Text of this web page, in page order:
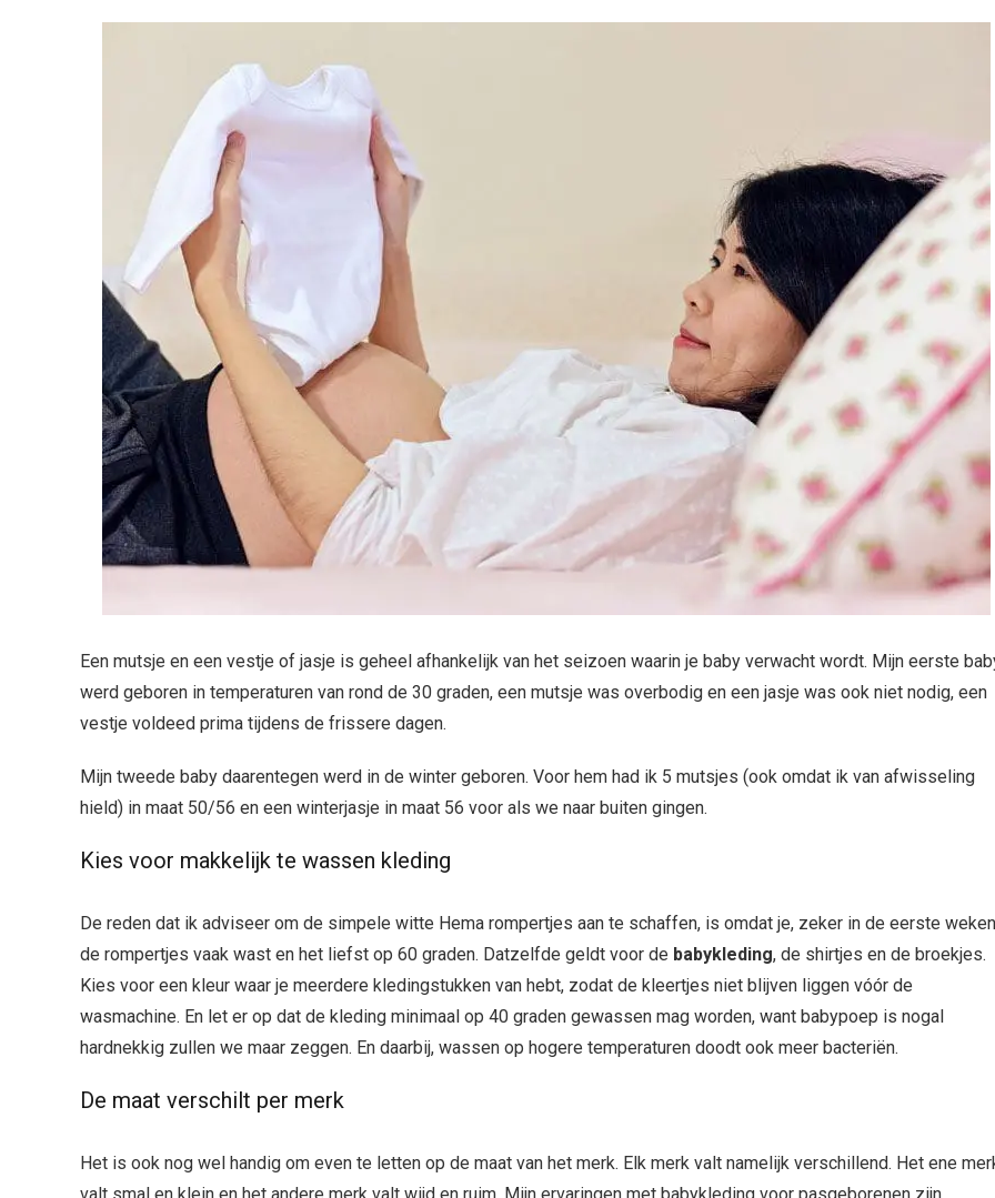
Een mutsje en een vestje of jasje is geheel afhankelijk van het seizoen waarin je baby verwacht wordt. Mijn eerste
werd geboren in temperaturen van rond de 30 graden, een mutsje was overbodig en een jasje was ook niet nodig, een
vestje voldeed prima tijdens de frissere dagen.
Mijn tweede baby daarentegen werd in de winter geboren. Voor hem had ik 5 mutsjes (ook omdat ik van afwisseling
hield) in maat 50/56 en een winterjasje in maat 56 voor als we naar buiten gingen.
Kies voor makkelijk te wassen kleding
De reden dat ik adviseer om de simpele witte Hema rompertjes aan te schaffen, is omdat je, zeker in de eerste
de rompertjes vaak wast en het liefst op 60 graden. Datzelfde geldt voor de babykleding, de shirtjes en de broekjes.
Kies voor een kleur waar je meerdere kledingstukken van hebt, zodat de kleertjes niet blijven liggen vóór de
wasmachine. En let er op dat de kleding minimaal op 40 graden gewassen mag worden, want babypoep is nogal
hardnekkig zullen we maar zeggen. En daarbij, wassen op hogere temperaturen doodt ook meer bacteriën.
De maat verschilt per merk
Het is ook nog wel handig om even te letten op de maat van het merk. Elk merk valt namelijk verschillend. Het ene